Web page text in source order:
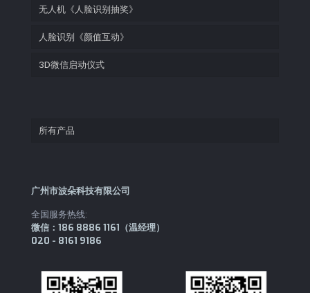
无人机《人脸识别抽奖》
人脸识别《颜值互动》
3D微信启动仪式
所有产品
广州市波朵科技有限公司
全国服务热线:
微信：186 8886 1161（温经理）
020 - 8161 9186